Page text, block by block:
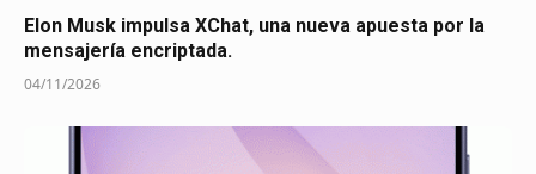
Elon Musk impulsa XChat, una nueva apuesta por la
mensajería encriptada.
04/11/2026